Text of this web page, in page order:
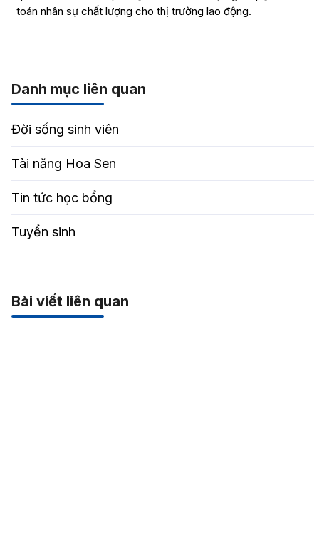
toán nhân sự chất lượng cho thị trường lao động.
Danh mục liên quan
Đời sống sinh viên
Tài năng Hoa Sen
Tin tức học bổng
Tuyển sinh
Bài viết liên quan